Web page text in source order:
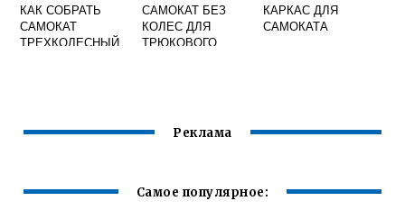
КАК СОБРАТЬ
САМОКАТ
ТРЕХКОЛЕСНЫЙ
САМОКАТ БЕЗ
КОЛЕС ДЛЯ
ТРЮКОВОГО
КАРКАС ДЛЯ
САМОКАТА
Реклама
Самое популярное: